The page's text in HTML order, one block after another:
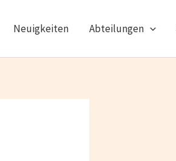
Neuigkeiten Abteilungen